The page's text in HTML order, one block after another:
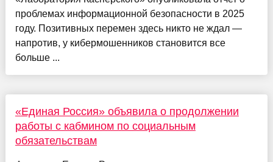
проблемах информационной безопасности в 2025
году. Позитивных перемен здесь никто не ждал —
напротив, у кибермошенников становится все
больше ...
«Единая Россия» объявила о продолжении
работы с кабмином по социальным
обязательствам